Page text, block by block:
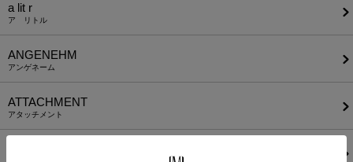
a lit r
ア リトル
ANGENEHM
アンゲネーム
ATTACHMENT
アタッチメント